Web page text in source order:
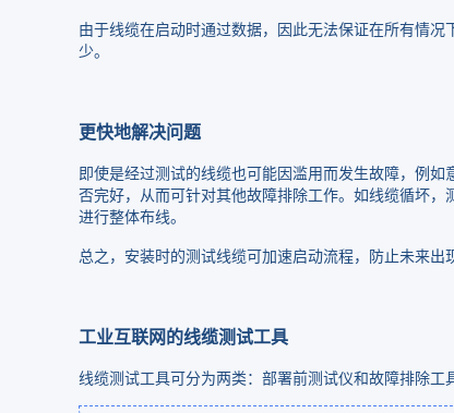
由于线缆在启动时通过数据，因此无法保证在所有情
少。
更快地解决问题
即使是经过测试的线缆也可能因滥用而发生故障，例
否完好，从而可针对其他故障排除工作。如线缆循坏
进行整体布线。
总之，安装时的测试线缆可加速启动流程，防止未来出
工业互联网的线缆测试工具
线缆测试工具可分为两类：部署前测试仪和故障排除工